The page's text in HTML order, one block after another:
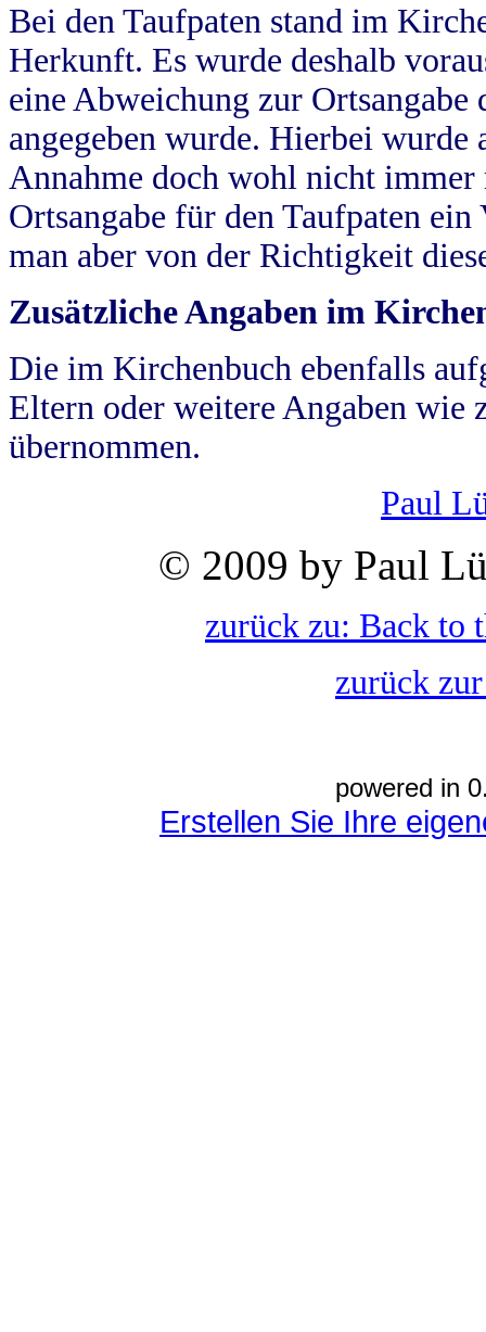
Bei den Taufpaten stand im
Herkunft. Es wurde deshalb
eine Abweichung zur
angegeben wurde. Hierbei wurde
Annahme doch wohl nicht
Ortsangabe für den Taufpaten
man aber von der Richtigkeit
Zusätzliche Angaben im
Die im Kirchenbuch ebenfalls
Eltern oder weitere Angaben wie
übernommen.
Paul
© 2009 by Paul
zurück zu: Back to
zurück
powered in
Erstellen Sie Ihre